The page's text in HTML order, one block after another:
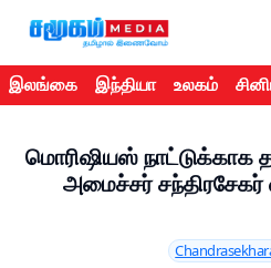
இலங்கை இந்தியா உலகம்
மொரிஷியஸ் நாட்டுக்காக
அமைச்சர்